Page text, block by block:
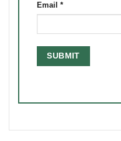
Email *